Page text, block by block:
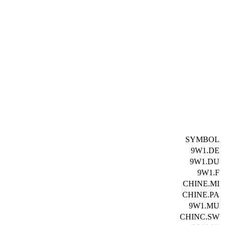
SYMBOL
9W1.DE
9W1.DU
9W1.F
CHINE.MI
CHINE.PA
9W1.MU
CHINC.SW